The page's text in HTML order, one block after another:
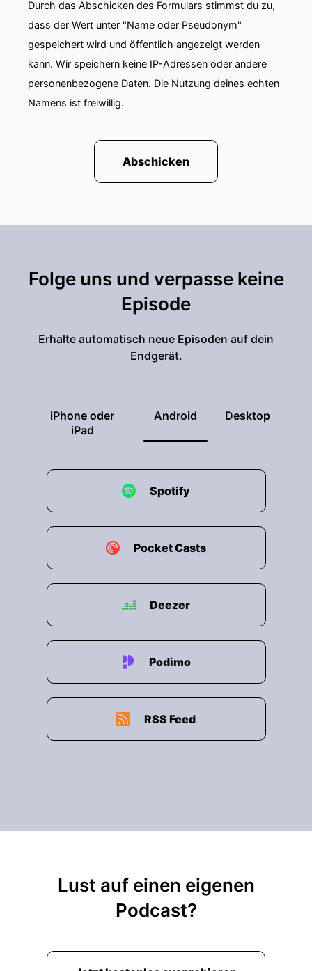
Durch das Abschicken des Formulars stimmst du zu,
dass der Wert unter "Name oder Pseudonym"
gespeichert wird und öffentlich angezeigt werden
kann. Wir speichern keine IP-Adressen oder andere
personenbezogene Daten. Die Nutzung deines echten
Namens ist freiwillig.
Abschicken
Folge uns und verpasse keine
Episode
Erhalte automatisch neue Episoden auf dein
Endgerät.
iPhone oder
iPad
Android Desktop
Spotify
Pocket Casts
Deezer
Podimo
RSS Feed
Lust auf einen eigenen
Podcast?